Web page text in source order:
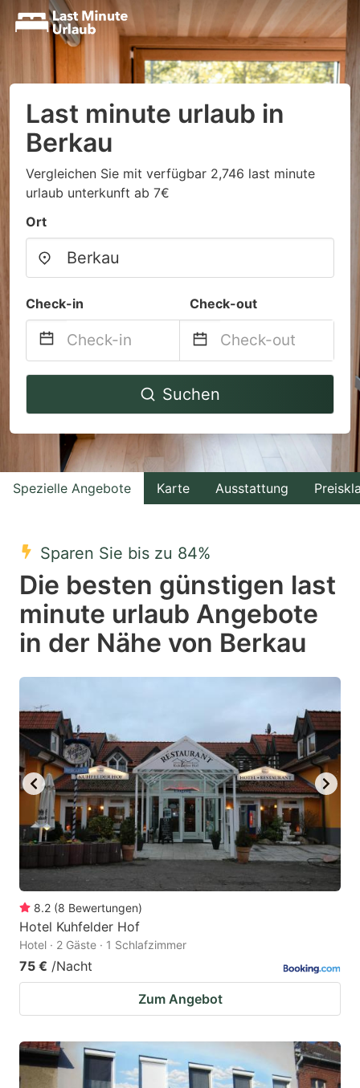
Last minute urlaub in
Berkau
Vergleichen Sie mit verfügbar 2,746 last minute
urlaub unterkunft ab 7€
Ort
Check-in Check-out
Navigate
to
interact
with
the
select
a
date.
Press
key
to
get
the
keyboard
shortcuts
for
changing
dates.
Navigate
to
interact
with
the
a
date.
Press
to
get
the
keyboard
shortcuts
for
Suchen
Spezielle Angebote Karte Ausstattung
Sparen Sie bis zu 84%
Die besten günstigen last
minute urlaub Angebote
in der Nähe von Berkau
8.2 (8 Bewertungen)
Hotel Kuhfelder Hof
Hotel · 2 Gäste · 1 Schlafzimmer
75 € /Nacht
Zum Angebot